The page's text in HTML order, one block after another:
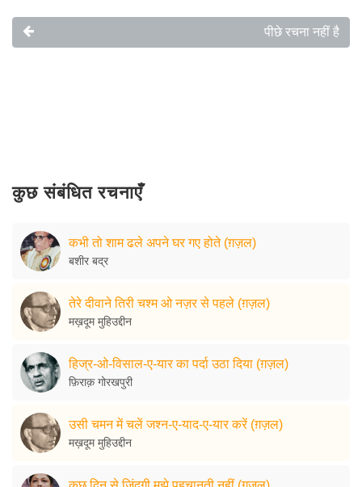
पीछे रचना नहीं है
कुछ संबंधित रचनाएँ
कभी तो शाम ढले अपने घर गए होते (ग़ज़ल)
बशीर बद्र
तेरे दीवाने तिरी चश्म ओ नज़र से पहले (ग़ज़ल)
मख़दूम मुहिउद्दीन
हिज्र-ओ-विसाल-ए-यार का पर्दा उठा दिया (ग़ज़ल)
फ़िराक़ गोरखपुरी
उसी चमन में चलें जश्न-ए-याद-ए-यार करें (ग़ज़ल)
मख़दूम मुहिउद्दीन